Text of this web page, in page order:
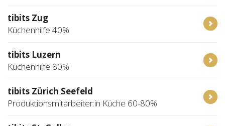
tibits Zug
Küchenhilfe 40%
tibits Luzern
Küchenhilfe 80%
tibits Zürich Seefeld
Produktionsmitarbeiter:in Küche 60-80%